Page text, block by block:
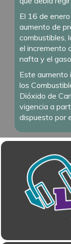
El 16 de
aumento de
combustibles,
el incremento
nafta y el
Este aumento
los
Dióxido de
vigencia a
dispuesto por